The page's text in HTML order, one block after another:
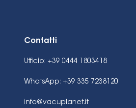
Contatti
Ufficio: +39 0444 1803418
WhatsApp: +39 335 7238120
info@vacuplanet.it